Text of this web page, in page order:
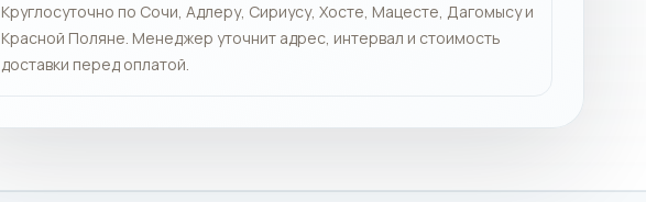
Круглосуточно по Сочи, Адлеру, Сириусу, Хосте, Мацесте, Дагомысу и
Красной Поляне. Менеджер уточнит адрес, интервал и стоимость
доставки перед оплатой.